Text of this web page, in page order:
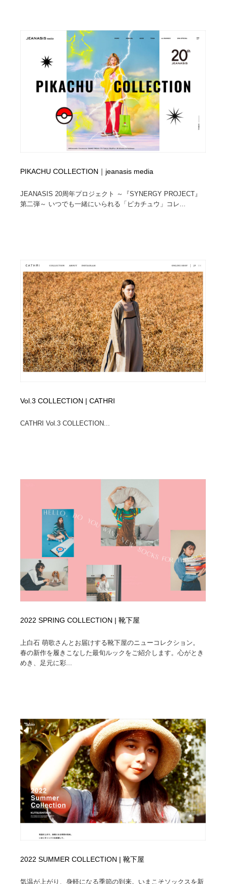
PIKACHU COLLECTION｜jeanasis media
JEANASIS 20周年プロジェクト ～『SYNERGY PROJECT』
第二弾～ いつでも一緒にいられる「ピカチュウ」コレ...
Vol.3 COLLECTION | CATHRI
CATHRI Vol.3 COLLECTION...
2022 SPRING COLLECTION | 靴下屋
上白石 萌歌さんとお届けする靴下屋のニューコレクション。
春の新作を履きこなした最旬ルックをご紹介します。心がとき
めき、足元に彩...
2022 SUMMER COLLECTION | 靴下屋
気温が上がり、身軽になる季節の到来。いまこそソックスを新